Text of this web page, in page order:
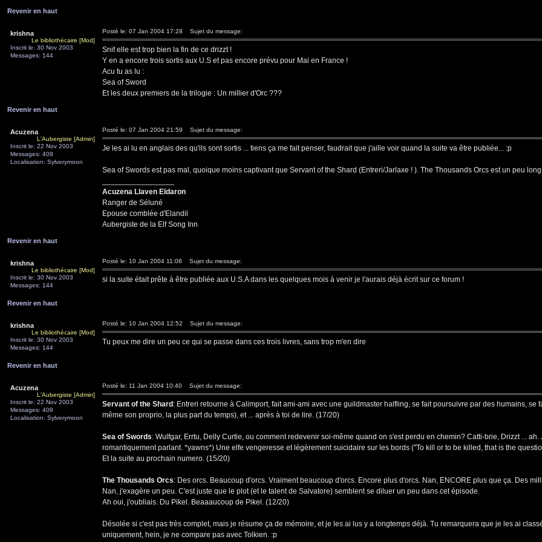
Revenir en haut
krishna
Le bibliothécaire [Mod]
Inscrit le: 30 Nov 2003
Messages: 144
Posté le: 07 Jan 2004 17:28 Sujet du message:
Snif elle est trop bien la fin de ce drizzt !
Y en a encore trois sortis aux U.S et pas encore prévu pour Mai en France !
Acu tu as lu :
Sea of Sword
Et les deux premiers de la trilogie : Un millier d'Orc ???
Revenir en haut
Acuzena
L'Aubergiste [Admin]
Inscrit le: 22 Nov 2003
Messages: 409
Localisation: Sylverymoon
Posté le: 07 Jan 2004 21:59 Sujet du message:
Je les ai lu en anglais des qu'ils sont sortis ... tiens ça me fait penser, faudrait que j'aille voir quand la suite va être publiée... :p
Sea of Swords est pas mal, quoique moins captivant que Servant of the Shard (Entreri/Jarlaxe ! ). The Thousands Orcs est un peu
Acuzena Llaven Eldaron
Ranger de Séluné
Epouse comblée d'Elandil
Aubergiste de la Elf Song Inn
Revenir en haut
krishna
Le bibliothécaire [Mod]
Inscrit le: 30 Nov 2003
Messages: 144
Posté le: 10 Jan 2004 11:08 Sujet du message:
si la suite était prête à être publiée aux U.S.A dans les quelques mois à venir je l'aurais déjà écrit sur ce forum !
Revenir en haut
krishna
Le bibliothécaire [Mod]
Inscrit le: 30 Nov 2003
Messages: 144
Posté le: 10 Jan 2004 12:52 Sujet du message:
Tu peux me dire un peu ce qui se passe dans ces trois livres, sans trop m'en dire
Revenir en haut
Acuzena
L'Aubergiste [Admin]
Inscrit le: 22 Nov 2003
Messages: 409
Localisation: Sylverymoon
Posté le: 11 Jan 2004 10:40 Sujet du message:
Servant of the Shard : Entreri retourne à Calimport, fait ami-ami avec une guildmaster halfling, se fait poursuivre par des humains,
même son proprio, la plus part du temps), et ... après à toi de lire. (17/20)
Sea of Swords: Wulfgar, Errtu, Delly Curtie, ou comment redevenir soi-même quand on s'est perdu en chemin? Catti-brie, Drizzt ...
romantiquement parlant. *yawns*) Une elfe vengeresse et légèrement suicidaire sur les bords ("To kill or to be killed, that is the
Et la suite au prochain numero. (15/20)
The Thousands Orcs: Des orcs. Beaucoup d'orcs. Vraiment beaucoup d'orcs. Encore plus d'orcs. Nan, ENCORE plus que ça. Des
Nan, j'exagère un peu. C'est juste que le plot (et le talent de Salvatore) semblent se diluer un peu dans cet épisode.
Ah oui, j'oubliais. Du Pikel. Beaaaucoup de Pikel. (12/20)
Désolée si c'est pas très complet, mais je résume ça de mémoire, et je les ai lus y a longtemps déjà. Tu remarquera que je les ai
uniquement, hein, je ne compare pas avec Tolkien. :p